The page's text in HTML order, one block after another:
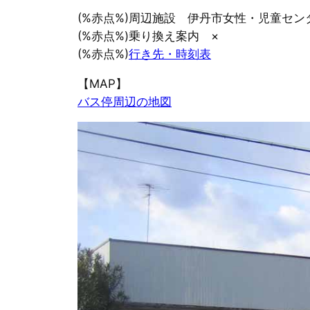
(%赤点%)周辺施設 伊丹市女性・児童セン
(%赤点%)乗り換え案内 ×
(%赤点%)行き先・時刻表
【MAP】
バス停周辺の地図